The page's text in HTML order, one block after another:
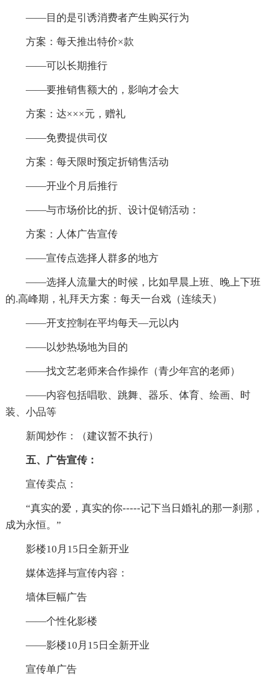
——目的是引诱消费者产生购买行为
方案：每天推出特价×款
——可以长期推行
——要推销售额大的，影响才会大
方案：达×××元，赠礼
——免费提供司仪
方案：每天限时预定折销售活动
——开业个月后推行
——与市场价比的折、设计促销活动：
方案：人体广告宣传
——宣传点选择人群多的地方
——选择人流量大的时候，比如早晨上班、晚上下班
的.高峰期，礼拜天方案：每天一台戏（连续天）
——开支控制在平均每天—元以内
——以炒热场地为目的
——找文艺老师来合作操作（青少年宫的老师）
——内容包括唱歌、跳舞、器乐、体育、绘画、时
装、小品等
新闻炒作：（建议暂不执行）
五、广告宣传：
宣传卖点：
“真实的爱，真实的你-----记下当日婚礼的那一刹那，
成为永恒。”
影楼10月15日全新开业
媒体选择与宣传内容：
墙体巨幅广告
——个性化影楼
——影楼10月15日全新开业
宣传单广告